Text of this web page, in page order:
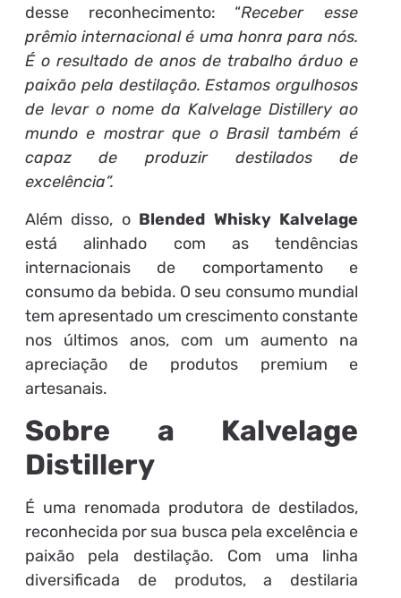
desse reconhecimento: “Receber esse
prêmio internacional é uma honra para nós.
É o resultado de anos de trabalho árduo e
paixão pela destilação. Estamos orgulhosos
de levar o nome da Kalvelage Distillery ao
mundo e mostrar que o Brasil também é
capaz de produzir destilados de
excelência”.
Além disso, o Blended Whisky Kalvelage
está alinhado com as tendências
internacionais de comportamento e
consumo da bebida. O seu consumo mundial
tem apresentado um crescimento constante
nos últimos anos, com um aumento na
apreciação de produtos premium e
artesanais.
Sobre a Kalvelage
Distillery
É uma renomada produtora de destilados,
reconhecida por sua busca pela excelência e
paixão pela destilação. Com uma linha
diversificada de produtos, a destilaria